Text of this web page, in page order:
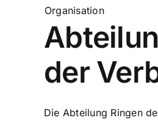
Organisation
der
Die Abteilung Ringen